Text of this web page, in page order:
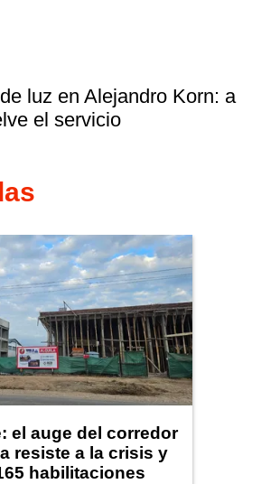
luz en Alejandro Korn: a
el servicio
el auge del corredor
resiste a la crisis y
habilitaciones